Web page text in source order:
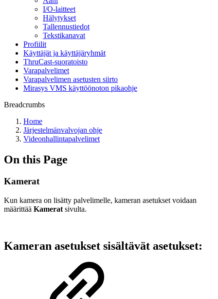
I/O-laitteet
Hälytykset
Tallennustiedot
Tekstikanavat
Profiilit
Käyttäjät ja käyttäjäryhmät
ThruCast-suoratoisto
Varapalvelimet
Varapalvelimen asetusten siirto
Mirasys VMS käyttöönoton pikaohje
Breadcrumbs
Home
Järjestelmänvalvojan ohje
Videonhallintapalvelimet
On this Page
Kamerat
Kun kamera on lisätty palvelimelle, kameran asetukset voidaan
määrittää Kamerat sivulta.
Kameran asetukset sisältävät asetukset: